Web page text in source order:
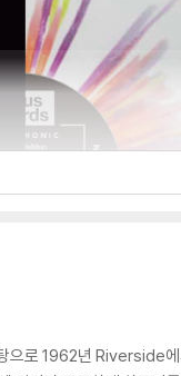
로 1962년 Riverside에